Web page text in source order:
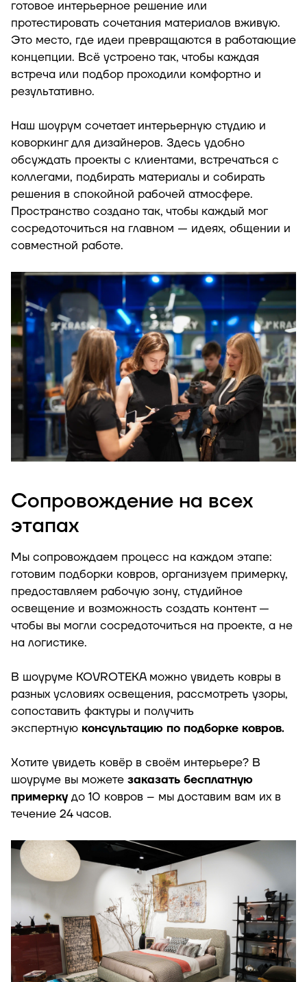
готовое интерьерное решение или
протестировать сочетания материалов вживую.
Это место, где идеи превращаются в работающие
концепции. Всё устроено так, чтобы каждая
встреча или подбор проходили комфортно и
результативно.
Наш шоурум сочетает интерьерную студию и
коворкинг для дизайнеров. Здесь удобно
обсуждать проекты с клиентами, встречаться с
коллегами, подбирать материалы и собирать
решения в спокойной рабочей атмосфере.
Пространство создано так, чтобы каждый мог
сосредоточиться на главном — идеях, общении и
совместной работе.
Сопровождение на всех
этапах
Мы сопровождаем процесс на каждом этапе:
готовим подборки ковров, организуем примерку,
предоставляем рабочую зону, студийное
освещение и возможность создать контент —
чтобы вы могли сосредоточиться на проекте, а не
на логистике.
В шоуруме KOVROTEKA можно увидеть ковры в
разных условиях освещения, рассмотреть узоры,
сопоставить фактуры и получить
экспертную консультацию по подборке ковров.
Хотите увидеть ковёр в своём интерьере? В
шоуруме вы можете заказать бесплатную
примерку до 10 ковров – мы доставим вам их в
течение 24 часов.